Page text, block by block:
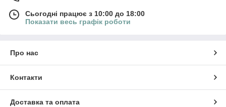
Сьогодні працює з 10:00 до 18:00
Показати весь графік роботи
Про нас
Контакти
Доставка та оплата